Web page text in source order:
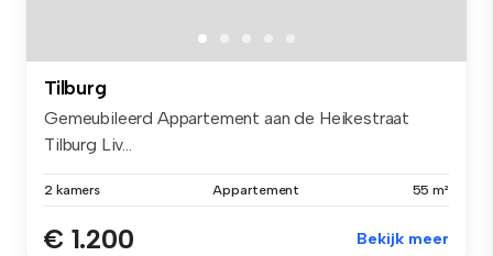
Tilburg
Gemeubileerd Appartement aan de Heikestraat
Tilburg Liv...
2 kamers Appartement 55 m²
€ 1.200 Bekijk meer